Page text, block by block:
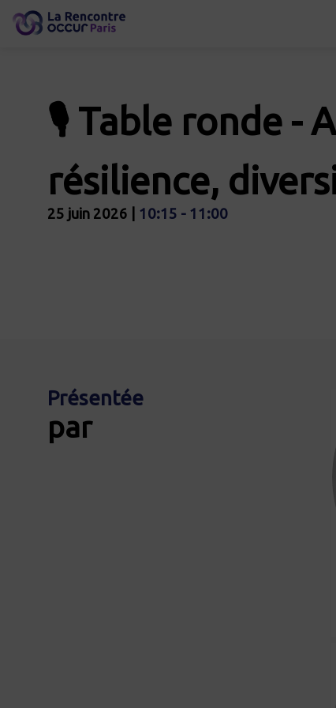
🎙️ Table ronde -
résilience,
25 juin 2026 10:15 - 11:00
Présentée
par